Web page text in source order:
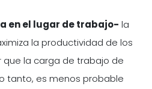
en el lugar de trabajo- la
la productividad de los
la carga de trabajo de
tanto, es menos probable